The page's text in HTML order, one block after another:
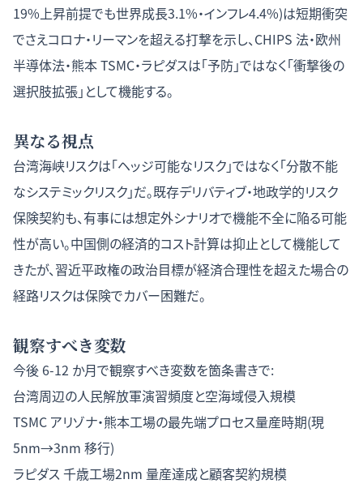
19%上昇前提でも世界成長3.1%・インフレ4.4%)は短期衝突
でさえコロナ・リーマンを超える打撃を示し、CHIPS 法・欧州
半導体法・熊本 TSMC・ラピダスは「予防」ではなく「衝撃後の
選択肢拡張」として機能する。
異なる視点
台湾海峡リスクは「ヘッジ可能なリスク」ではなく「分散不能
なシステミックリスク」だ。既存デリバティブ・地政学的リスク
保険契約も、有事には想定外シナリオで機能不全に陥る可能
性が高い。中国側の経済的コスト計算は抑止として機能して
きたが、習近平政権の政治目標が経済合理性を超えた場合の
経路リスクは保険でカバー困難だ。
観察すべき変数
今後 6-12 か月で観察すべき変数を箇条書きで:
台湾周辺の人民解放軍演習頻度と空海域侵入規模
TSMC アリゾナ・熊本工場の最先端プロセス量産時期(現
5nm→3nm 移行)
ラピダス 千歳工場2nm 量産達成と顧客契約規模